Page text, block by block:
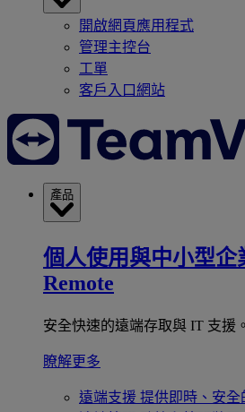
開啟網頁應用程式
管理主控台
工單
客戶入口網站
產品
個人使用與中小型企
Remote
安全快速的遠端存取與 IT 支援。
瞭解更多
遠端支援 提供即時、安全